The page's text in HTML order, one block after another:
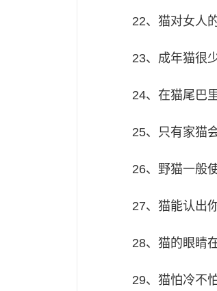
22、猫对女人
23、成年猫很
24、在猫尾巴
25、只有家猫
26、野猫一般
27、猫能认出
28、猫的眼睛
29、猫怕冷不